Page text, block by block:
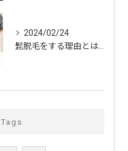
2024/02/24
Tags